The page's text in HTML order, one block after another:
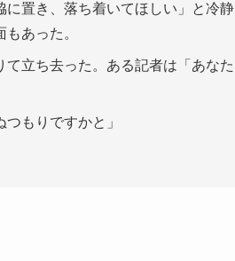
置き、落ち着いてほしい」と冷静
あった。
立ち去った。ある記者は「あなた
もりですかと」